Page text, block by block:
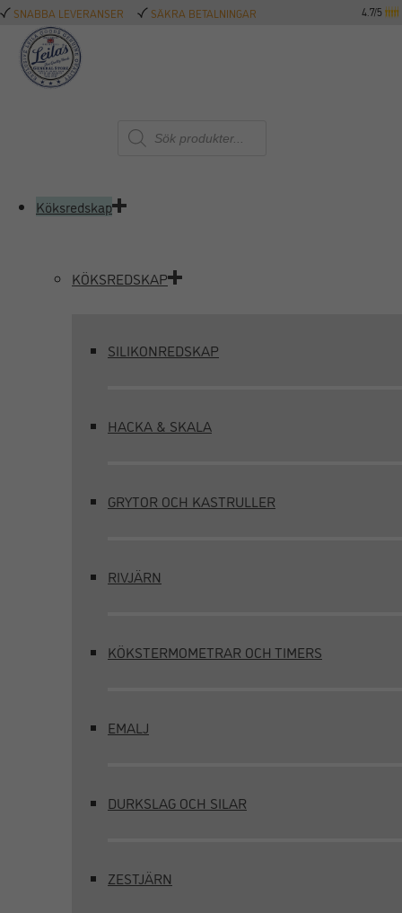
SNABBA LEVERANSER SÄKRA BETALNINGAR 4.7/5
Produktsökning
Köksredskap
KÖKSREDSKAP
SILIKONREDSKAP
HACKA & SKALA
GRYTOR OCH KASTRULLER
RIVJÄRN
KÖKSTERMOMETRAR OCH TIMERS
EMALJ
DURKSLAG OCH SILAR
ZESTJÄRN